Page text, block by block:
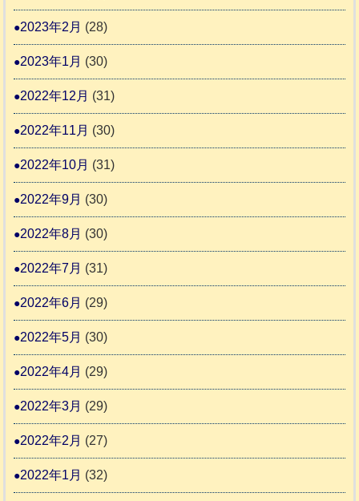
2023年2月 (28)
2023年1月 (30)
2022年12月 (31)
2022年11月 (30)
2022年10月 (31)
2022年9月 (30)
2022年8月 (30)
2022年7月 (31)
2022年6月 (29)
2022年5月 (30)
2022年4月 (29)
2022年3月 (29)
2022年2月 (27)
2022年1月 (32)